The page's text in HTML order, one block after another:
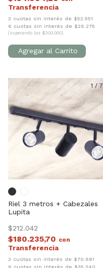
3 cuotas sin interés de $52.551
6 cuotas sin interés de $26.275
(superando los $300.000)
1 /7
Riel 3 metros + Cabezales
Lupita
$212.042
$180.235,70 con
3 cuotas sin interés de $70.681
6 cuotas sin interés de $35.340